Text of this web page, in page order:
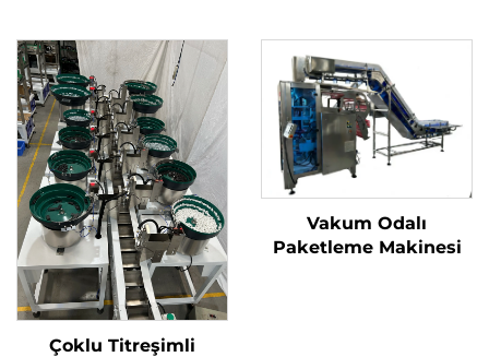
Çoklu Titreşimli
Vakum Odalı
Paketleme Makinesi